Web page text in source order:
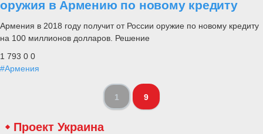
оружия в Армению по новому кредиту
Армения в 2018 году получит от России оружие по новому кредиту
на 100 миллионов долларов. Решение
1 793 0 0
#Армения
1 9
Проект Украина